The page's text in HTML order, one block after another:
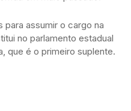
para assumir o cargo na
no parlamento estadual
que é o primeiro suplente.